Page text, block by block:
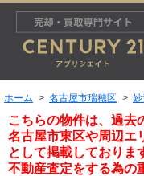
ホーム 名古屋市瑞穂区 妙
こちらの物件は、過去
名古屋市東区や周辺エ
として掲載しておりま
不動産査定をする為の